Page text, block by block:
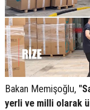
Bakan Memişoğlu,
yerli ve milli olarak